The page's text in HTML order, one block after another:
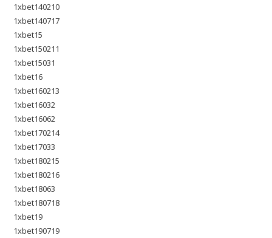
1xbet140210
1xbet140717
1xbet15
1xbet150211
1xbet15031
1xbet16
1xbet160213
1xbet16032
1xbet16062
1xbet170214
1xbet17033
1xbet180215
1xbet180216
1xbet18063
1xbet180718
1xbet19
1xbet190719